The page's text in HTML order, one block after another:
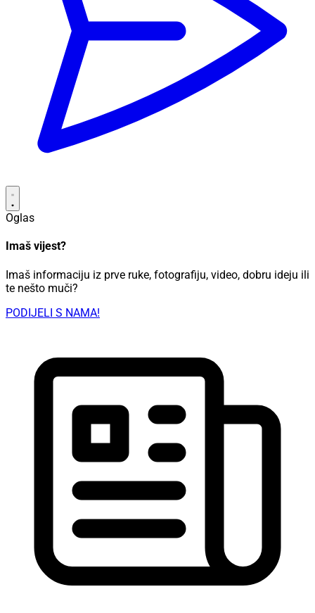
Oglas
Imaš vijest?
Imaš informaciju iz prve ruke, fotografiju, video, dobru ideju ili
te nešto muči?
PODIJELI S NAMA!